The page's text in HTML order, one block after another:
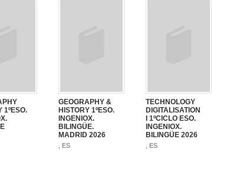
1ºESO.
GEOGRAPHY &
HISTORY 1ºESO.
INGENIOX.
BILINGÜE.
MADRID 2026
, ES
TECHNOLOGY
DIGITALISATION
I 1ºCICLO ESO.
INGENIOX.
BILINGÜE 2026
, ES